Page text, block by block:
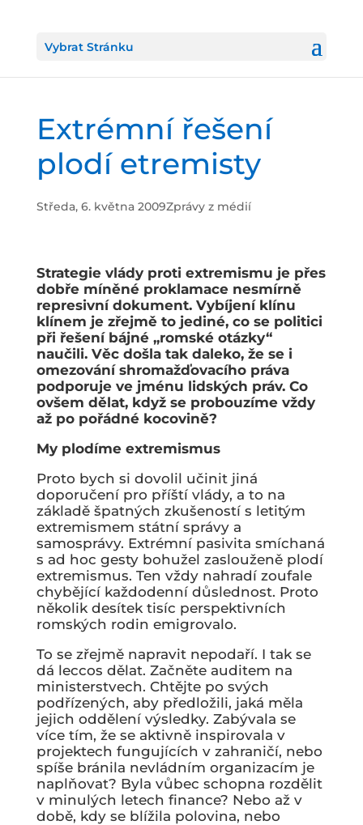
Vybrat Stránku
Extrémní řešení
plodí etremisty
Středa, 6. května 2009Zprávy z médií
Strategie vlády proti extremismu je přes
dobře míněné proklamace nesmírně
represivní dokument. Vybíjení klínu
klínem je zřejmě to jediné, co se politici
při řešení bájné „romské otázky“
naučili. Věc došla tak daleko, že se i
omezování shromažďovacího práva
podporuje ve jménu lidských práv. Co
ovšem dělat, když se probouzíme vždy
až po pořádné kocovině?
My plodíme extremismus
Proto bych si dovolil učinit jiná
doporučení pro příští vlády, a to na
základě špatných zkušeností s letitým
extremismem státní správy a
samosprávy. Extrémní pasivita smíchaná
s ad hoc gesty bohužel zaslouženě plodí
extremismus. Ten vždy nahradí zoufale
chybějící každodenní důslednost. Proto
několik desítek tisíc perspektivních
romských rodin emigrovalo.
To se zřejmě napravit nepodaří. I tak se
dá leccos dělat. Začněte auditem na
ministerstvech. Chtějte po svých
podřízených, aby předložili, jaká měla
jejich oddělení výsledky. Zabývala se
více tím, že se aktivně inspirovala v
projektech fungujících v zahraničí, nebo
spíše bránila nevládním organizacím je
naplňovat? Byla vůbec schopna rozdělit
v minulých letech finance? Nebo až v
době, kdy se blížila polovina, nebo